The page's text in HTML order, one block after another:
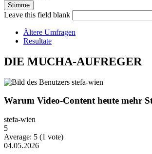
Leave this field blank
Ältere Umfragen
Resultate
DIE MUCHA-AUFREGER
Warum Video-Content heute mehr
stefa-wien
5
Average: 5 (1 vote)
04.05.2026